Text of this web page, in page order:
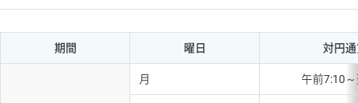
期間 曜日 対円
月 午前7:10